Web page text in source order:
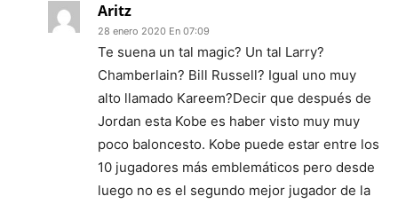
Aritz
28 enero 2020 En 07:09
Te suena un tal magic? Un tal Larry?
Chamberlain? Bill Russell? Igual uno muy
alto llamado Kareem?Decir que después de
Jordan esta Kobe es haber visto muy muy
poco baloncesto. Kobe puede estar entre los
10 jugadores más emblemáticos pero desde
luego no es el segundo mejor jugador de la